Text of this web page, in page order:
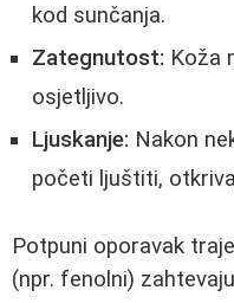
kod sunčanja.
Zategnutost: Koža
osjetljivo.
Ljuskanje: Nakon
početi ljuštiti,
Potpuni oporavak
(npr. fenolni)